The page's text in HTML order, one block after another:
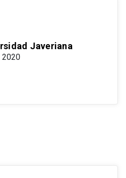
Javeriana
2020